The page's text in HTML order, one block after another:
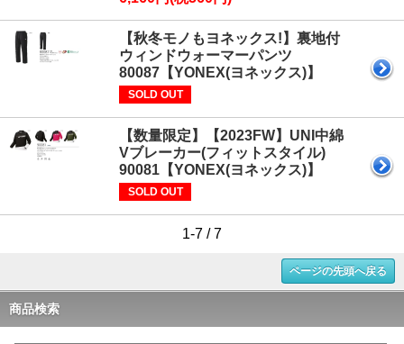
【秋冬モノもヨネックス!】裏地付
ウィンドウォーマーパンツ
80087【YONEX(ヨネックス)】
SOLD OUT
【数量限定】【2023FW】UNI中綿
Vブレーカー(フィットスタイル)
90081【YONEX(ヨネックス)】
SOLD OUT
1-7 / 7
ページの先頭へ戻る
商品検索